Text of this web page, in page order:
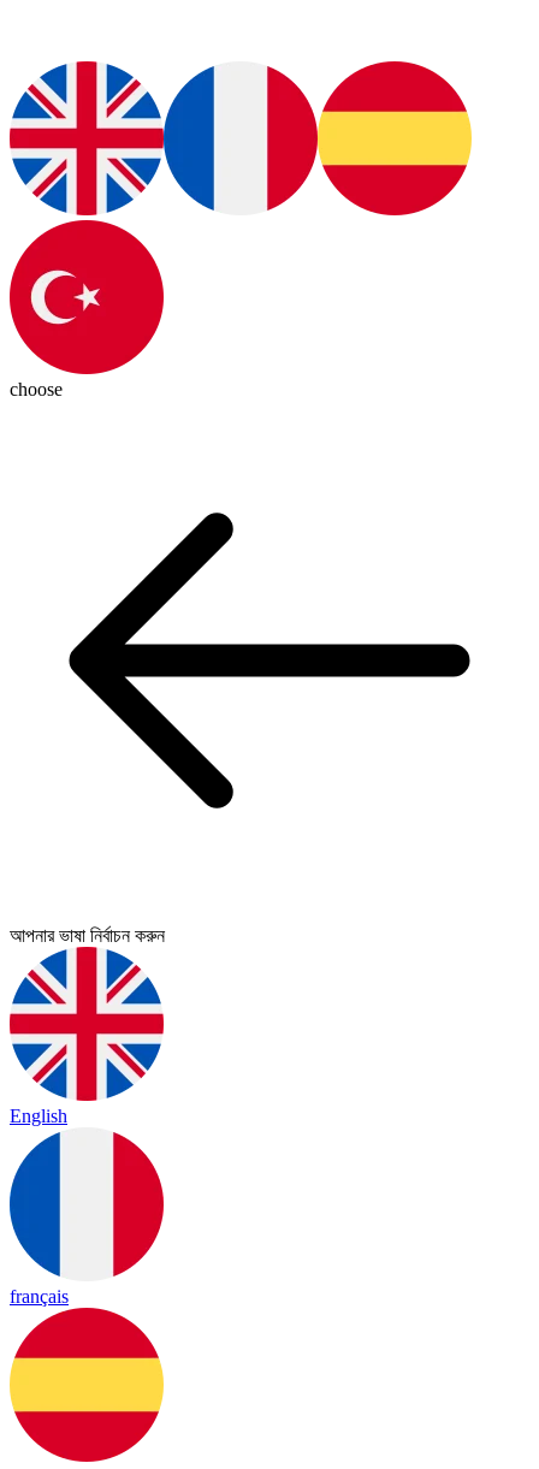
choose
আপনার ভাষা নির্বাচন করুন
English
français